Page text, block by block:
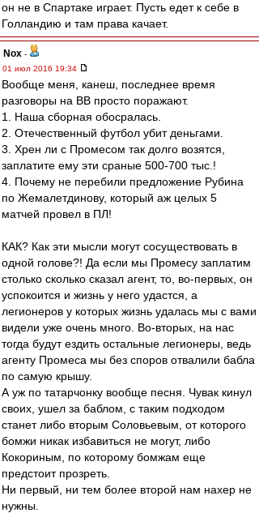
он не в Спартаке играет. Пусть едет к себе в
Голландию и там права качает.
Nox -
01 июл 2016 19:34
Вообще меня, канеш, последнее время
разговоры на ВВ просто поражают.
1. Наша сборная обосралась.
2. Отечественный футбол убит деньгами.
3. Хрен ли с Промесом так долго возятся,
заплатите ему эти сраные 500-700 тыс.!
4. Почему не перебили предложение Рубина
по Жемалетдинову, который аж целых 5
матчей провел в ПЛ!
КАК? Как эти мысли могут сосуществовать в
одной голове?! Да если мы Промесу заплатим
столько сколько сказал агент, то, во-первых, он
успокоится и жизнь у него удастся, а
легионеров у которых жизнь удалась мы с вами
видели уже очень много. Во-вторых, на нас
тогда будут ездить остальные легионеры, ведь
агенту Промеса мы без споров отвалили бабла
по самую крышу.
А уж по татарчонку вообще песня. Чувак кинул
своих, ушел за баблом, с таким подходом
станет либо вторым Соловьевым, от которого
бомжи никак избавиться не могут, либо
Кокориным, по которому бомжам еще
предстоит прозреть.
Ни первый, ни тем более второй нам нахер не
нужны.